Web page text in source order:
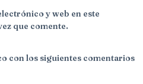
y web en este
que comente.
con los siguientes comentarios